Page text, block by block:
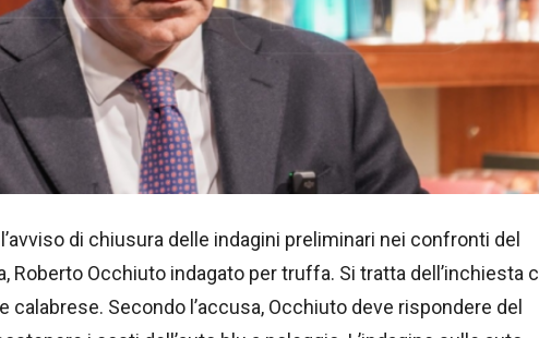
di chiusura delle indagini preliminari nei confronti del
Roberto Occhiuto indagato per truffa. Si tratta dell’inchiesta
calabrese. Secondo l’accusa, Occhiuto deve rispondere del